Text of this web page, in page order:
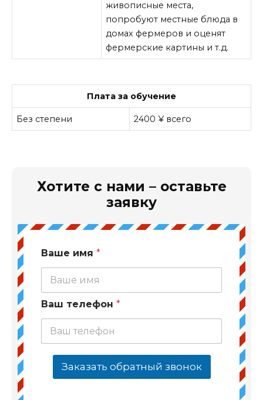
живописные места,
попробуют местные блюда в
домах фермеров и оценят
фермерские картины и т.д.
Плата за обучение
Без степени 2400 ¥ всего
Хотите с нами – оставьте
заявку
Ваше имя *
Ваш телефон *
Заказать обратный звонок